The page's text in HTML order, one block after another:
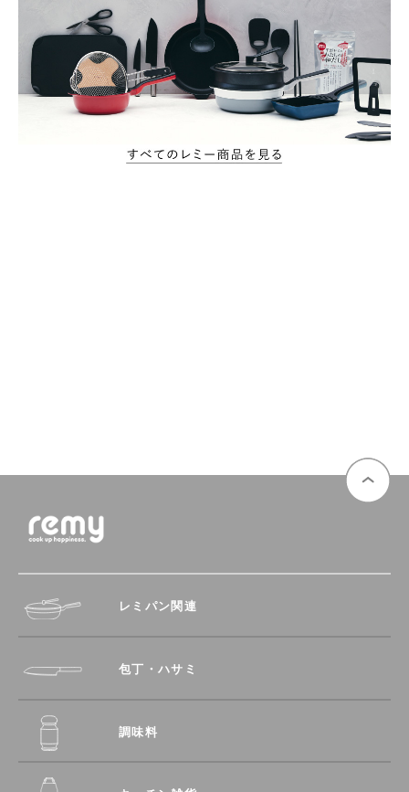
レミパン関連
包丁・ハサミ
調味料